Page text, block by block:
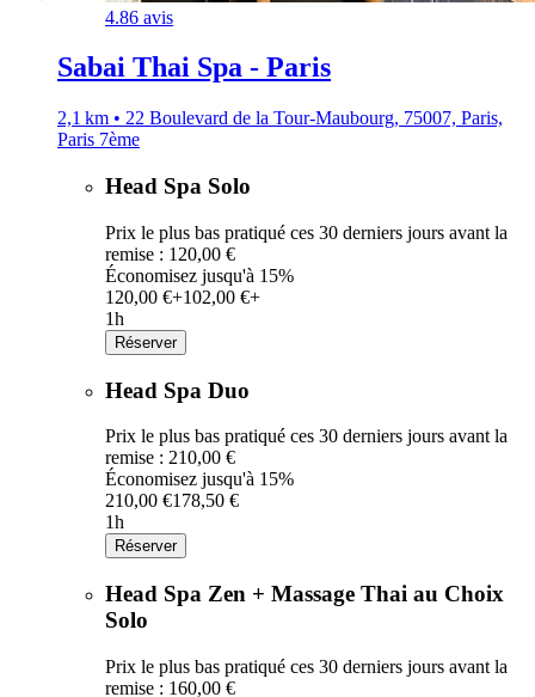
4.86 avis
Sabai Thai Spa - Paris
2,1 km • 22 Boulevard de la Tour-Maubourg, 75007, Paris,
Paris 7ème
Head Spa Solo
Prix le plus bas pratiqué ces 30 derniers jours avant la
remise : 120,00 €
Économisez jusqu'à 15%
120,00 €+102,00 €+
1h
Réserver
Head Spa Duo
Prix le plus bas pratiqué ces 30 derniers jours avant la
remise : 210,00 €
Économisez jusqu'à 15%
210,00 €178,50 €
1h
Réserver
Head Spa Zen + Massage Thai au Choix
Solo
Prix le plus bas pratiqué ces 30 derniers jours avant la
remise : 160,00 €